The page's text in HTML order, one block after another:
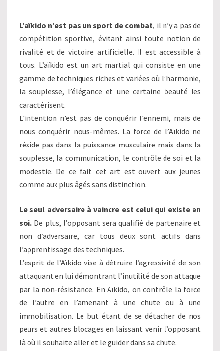
L’aïkido n’est pas un sport de combat, il n’y a pas de
compétition sportive, évitant ainsi toute notion de
rivalité et de victoire artificielle. Il est accessible à
tous. L’aïkido est un art martial qui consiste en une
gamme de techniques riches et variées où l’harmonie,
la souplesse, l’élégance et une certaine beauté les
caractérisent.
L’intention n’est pas de conquérir l’ennemi, mais de
nous conquérir nous-mêmes. La force de l’Aïkido ne
réside pas dans la puissance musculaire mais dans la
souplesse, la communication, le contrôle de soi et la
modestie. De ce fait cet art est ouvert aux jeunes
comme aux plus âgés sans distinction.
Le seul adversaire à vaincre est celui qui existe en
soi. De plus, l’opposant sera qualifié de partenaire et
non d’adversaire, car tous deux sont actifs dans
l’apprentissage des techniques.
L’esprit de l’Aïkido vise à détruire l’agressivité de son
attaquant en lui démontrant l’inutilité de son attaque
par la non-résistance. En Aïkido, on contrôle la force
de l’autre en l’amenant à une chute ou à une
immobilisation. Le but étant de se détacher de nos
peurs et autres blocages en laissant venir l’opposant
là où il souhaite aller et le guider dans sa chute.